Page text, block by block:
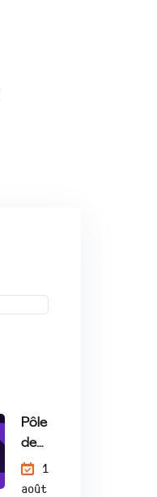
Pôle
de
Lyo
n |
1
août